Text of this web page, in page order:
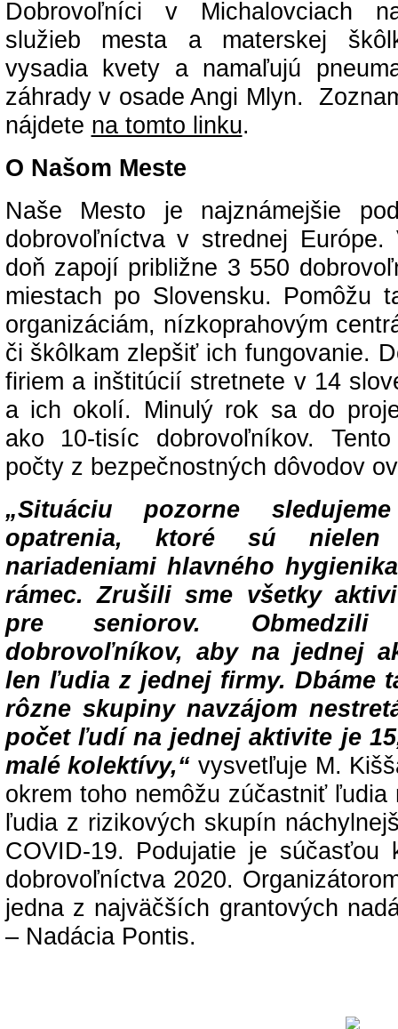
Dobrovoľníci v Michalovciach
služieb mesta a materskej
vysadia kvety a namaľujú
záhrady v osade Angi Mlyn.
nájdete na tomto linku.
O Našom Meste
Naše Mesto je najznámejšie
dobrovoľníctva v strednej
doň zapojí približne 3 550
miestach po Slovensku. Pomôžu
organizáciám, nízkoprahovým
či škôlkam zlepšiť ich fungovanie.
firiem a inštitúcií stretnete v 14
a ich okolí. Minulý rok sa do
ako 10-tisíc dobrovoľníkov.
počty z bezpečnostných dôvodov
„Situáciu pozorne
opatrenia, ktoré sú
nariadeniami hlavného
rámec. Zrušili sme všetky
pre seniorov.
dobrovoľníkov, aby na jednej
len ľudia z jednej firmy. Dbáme
rôzne skupiny navzájom
počet ľudí na jednej aktivite je
malé kolektívy,“ vysvetľuje M.
okrem toho nemôžu zúčastniť ľudia
ľudia z rizikových skupín
COVID-19. Podujatie je súčasťou
dobrovoľníctva 2020.
jedna z najväčších grantových
– Nadácia Pontis.